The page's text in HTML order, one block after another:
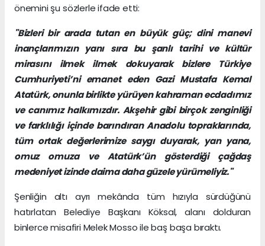
önemini şu sözlerle ifade etti:
"Bizleri bir arada tutan en büyük güç; dini manevi
inançlarımızın yanı sıra bu şanlı tarihi ve kültür
mirasını ilmek ilmek dokuyarak bizlere Türkiye
Cumhuriyeti’ni emanet eden Gazi Mustafa Kemal
Atatürk, onunla birlikte yürüyen kahraman ecdadımız
ve canımız halkımızdır. Akşehir gibi birçok zenginliği
ve farklılığı içinde barındıran Anadolu topraklarında,
tüm ortak değerlerimize saygı duyarak, yan yana,
omuz omuza ve Atatürk’ün gösterdiği çağdaş
medeniyet izinde daima daha güzele yürümeliyiz."
Şenliğin altı ayrı mekânda tüm hızıyla sürdüğünü
hatırlatan Belediye Başkanı Köksal, alanı dolduran
binlerce misafiri Melek Mosso ile baş başa bıraktı.